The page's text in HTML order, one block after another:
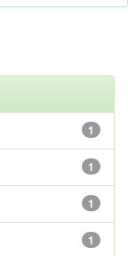
1
1
1
1